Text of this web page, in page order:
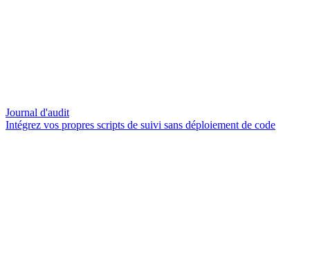
Journal d'audit
Intégrez vos propres scripts de suivi sans déploiement de code